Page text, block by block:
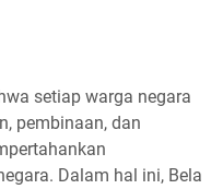
setiap warga negara
pembinaan, dan
Dalam hal ini, Bela